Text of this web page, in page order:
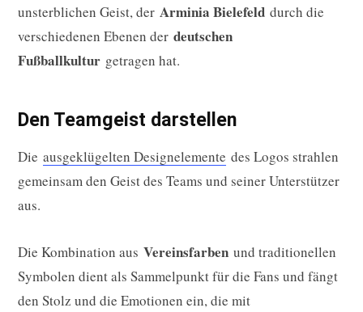
unsterblichen Geist, der Arminia Bielefeld durch die
verschiedenen Ebenen der deutschen
Fußballkultur getragen hat.
Den Teamgeist darstellen
Die ausgeklügelten Designelemente des Logos strahlen
gemeinsam den Geist des Teams und seiner Unterstützer
aus.
Die Kombination aus Vereinsfarben und traditionellen
Symbolen dient als Sammelpunkt für die Fans und fängt
den Stolz und die Emotionen ein, die mit